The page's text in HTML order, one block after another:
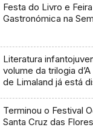
Festa do Livro e Feira
Gastronómica na
Literatura
volume da trilogia
de Limaland já está
Terminou o Festival
Santa Cruz das Flores